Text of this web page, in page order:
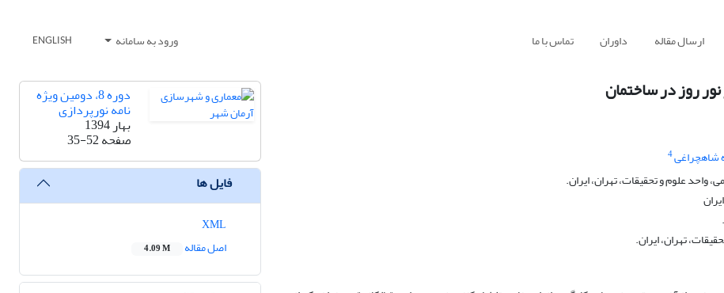
ارسال مقاله داوران تماس با ما ورود به سامانه ENGLISH
روز در ساختمان
شاهچراغی4
علوم و تحقیقات، تهران، ایران.
تهران، ایران.
دوره 8، دومین ویژه
نامه نورپردازی
بهار 1394
صفحه35-52
فایل ها
اصل مقاله
4.09 M